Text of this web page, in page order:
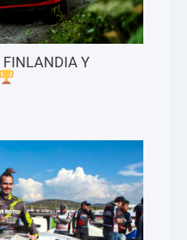
FINLANDIA Y